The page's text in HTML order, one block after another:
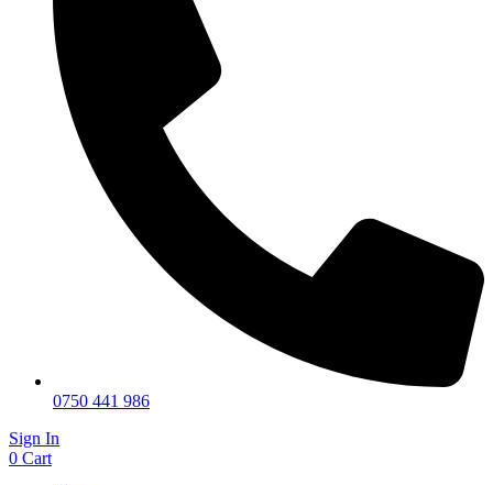
0750 441 986
Sign In
0 Cart